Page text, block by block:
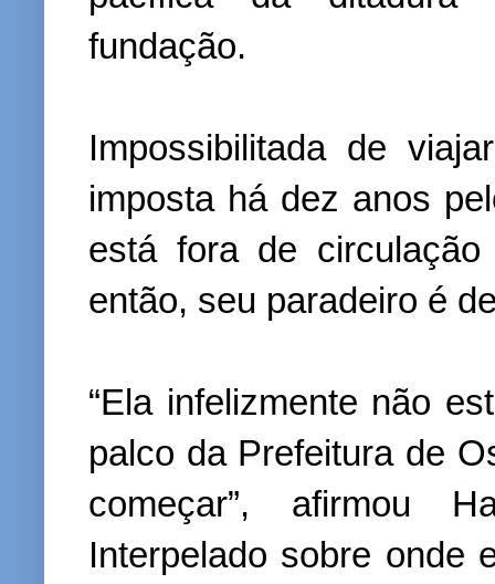
fundação.
Impossibilitada de
imposta há dez anos
está fora de
então, seu paradeiro é
“Ela infelizmente não
palco da Prefeitura de
começar”, afirmou
Interpelado sobre onde